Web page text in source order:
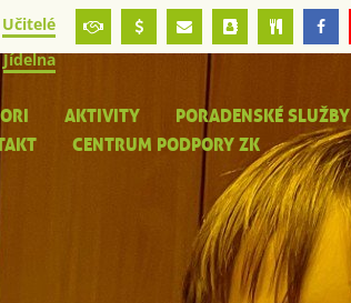
Učitelé
Jídelna
AKTIVITY
PORADENSKÉ SLUŽBY
CENTRUM PODPORY ZK